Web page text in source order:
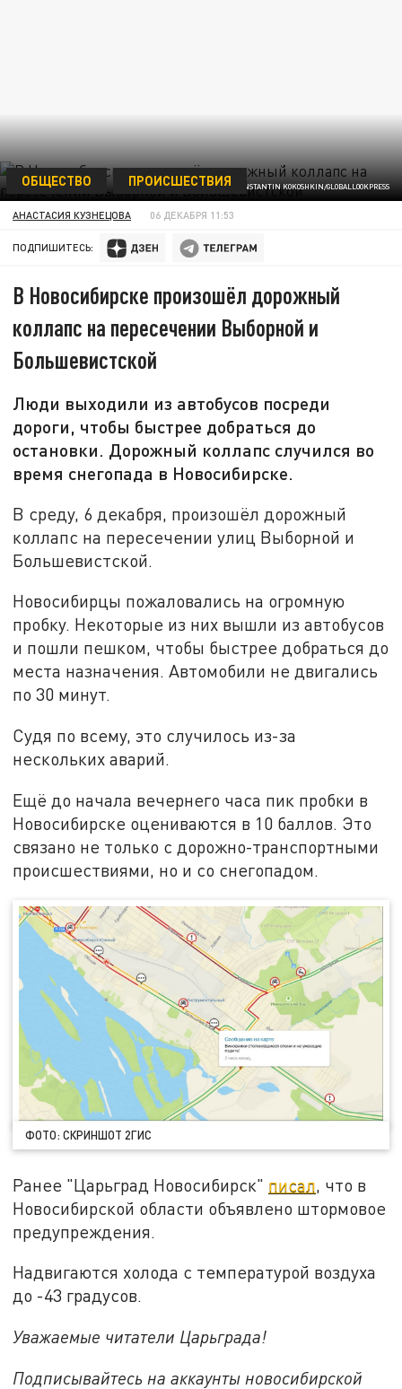
ФОТО: KONSTANTIN KOKOSHKIN/GLOBALLOOKPRESS
ОБЩЕСТВО ПРОИСШЕСТВИЯ
АНАСТАСИЯ КУЗНЕЦОВА 06 ДЕКАБРЯ 11:53
ПОДПИШИТЕСЬ:
В Новосибирске произошёл дорожный
коллапс на пересечении Выборной и
Большевистской
Люди выходили из автобусов посреди
дороги, чтобы быстрее добраться до
остановки. Дорожный коллапс случился во
время снегопада в Новосибирске.
В среду, 6 декабря, произошёл дорожный
коллапс на пересечении улиц Выборной и
Большевистской.
Новосибирцы пожаловались на огромную
пробку. Некоторые из них вышли из автобусов
и пошли пешком, чтобы быстрее добраться до
места назначения. Автомобили не двигались
по 30 минут.
Судя по всему, это случилось из-за
нескольких аварий.
Ещё до начала вечернего часа пик пробки в
Новосибирске оцениваются в 10 баллов. Это
связано не только с дорожно-транспортными
происшествиями, но и со снегопадом.
ФОТО: СКРИНШОТ 2ГИС
Ранее "Царьград Новосибирск" писал, что в
Новосибирской области объявлено штормовое
предупреждения.
Надвигаются холода с температурой воздуха
до -43 градусов.
Уважаемые читатели Царьграда!
Подписывайтесь на аккаунты новосибирской